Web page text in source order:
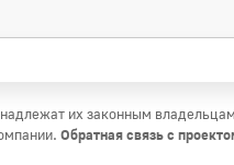
их законным
Обратная связь с